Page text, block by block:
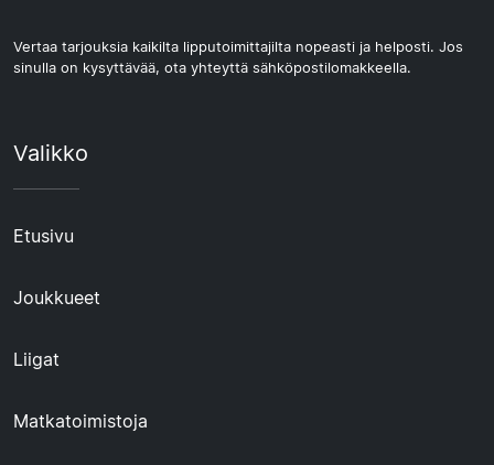
Vertaa tarjouksia kaikilta lipputoimittajilta nopeasti ja helposti. Jos
sinulla on kysyttävää, ota yhteyttä sähköpostilomakkeella.
Valikko
Etusivu
Joukkueet
Liigat
Matkatoimistoja